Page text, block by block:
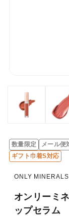
数量限定 メール便
ギフト巾着S対応
ONLY MINERALS
オンリーミ
ップセラム